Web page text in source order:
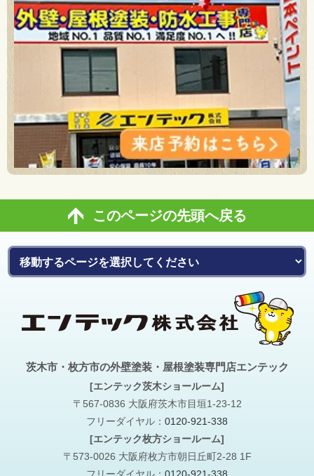
このページの先頭へ戻る
茨木市・枚方市の外壁塗装・屋根塗装専門店エンテック
[エンテック茨木ショールーム]
〒567-0836 大阪府茨木市目垣1-23-12
フリーダイヤル： 0120-921-338
[エンテック枚方ショールーム]
〒573-0026 大阪府枚方市朝日丘町2-28 1F